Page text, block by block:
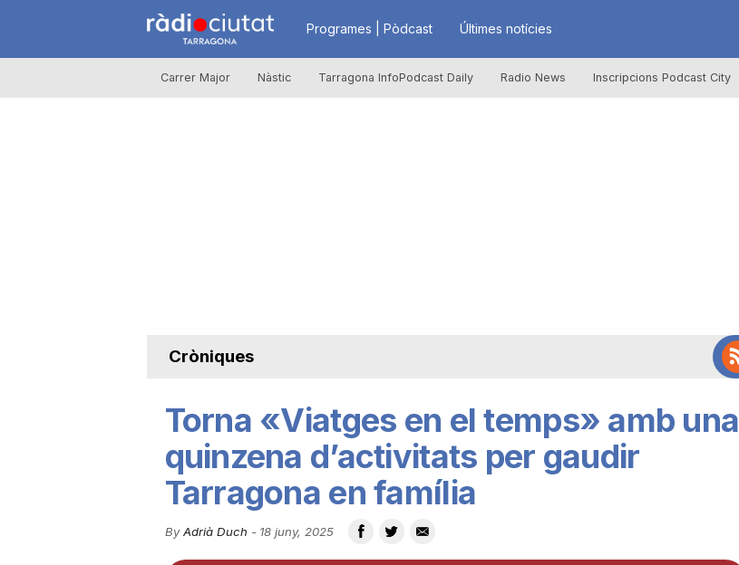
R
à
u
t
Programes | Pòdcast Últimes notícies
Carrer Major Nàstic Tarragona InfoPodcast Daily Radio News Inscripcions Podcast City
Cròniques
Torna «Viatges en el temps» amb una
quinzena d’activitats per gaudir
Tarragona en família
By Adrià Duch - 18 juny, 2025